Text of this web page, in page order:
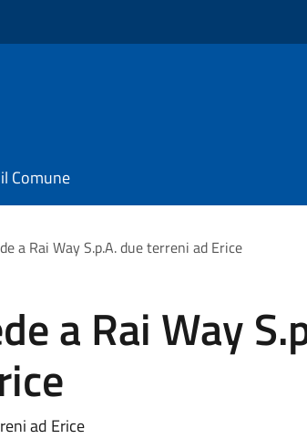
Comune
a Rai Way S.p.A. due terreni ad Erice
a Rai Way
ad Erice